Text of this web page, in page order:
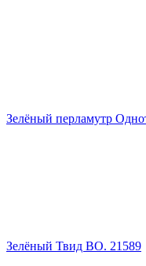
Зелёный перламутр
Зелёный Твид ВО. 21589